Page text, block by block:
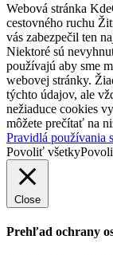
Webová stránka
cestovného ruchu
vás zabezpečil ten
Niektoré sú
používajú aby sme
webovej stránky.
týchto údajov, ale
nežiaduce cookies
môžete prečítať na
Pravidlá používania
Povoliť všetky
Close
Prehľad ochrany